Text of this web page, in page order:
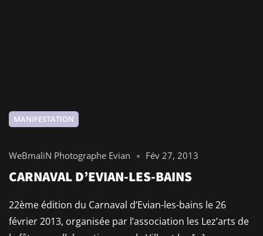
MANIFESTATION
WeBmaliN Photographe Evian Fév 27, 2013
CARNAVAL D’EVIAN-LES-BAINS
22ème édition du Carnaval d’Evian-les-bains le 26
février 2013, organisée par l’association les Lez’arts de